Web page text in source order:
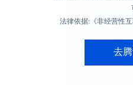
法律依据:《非经营性
去